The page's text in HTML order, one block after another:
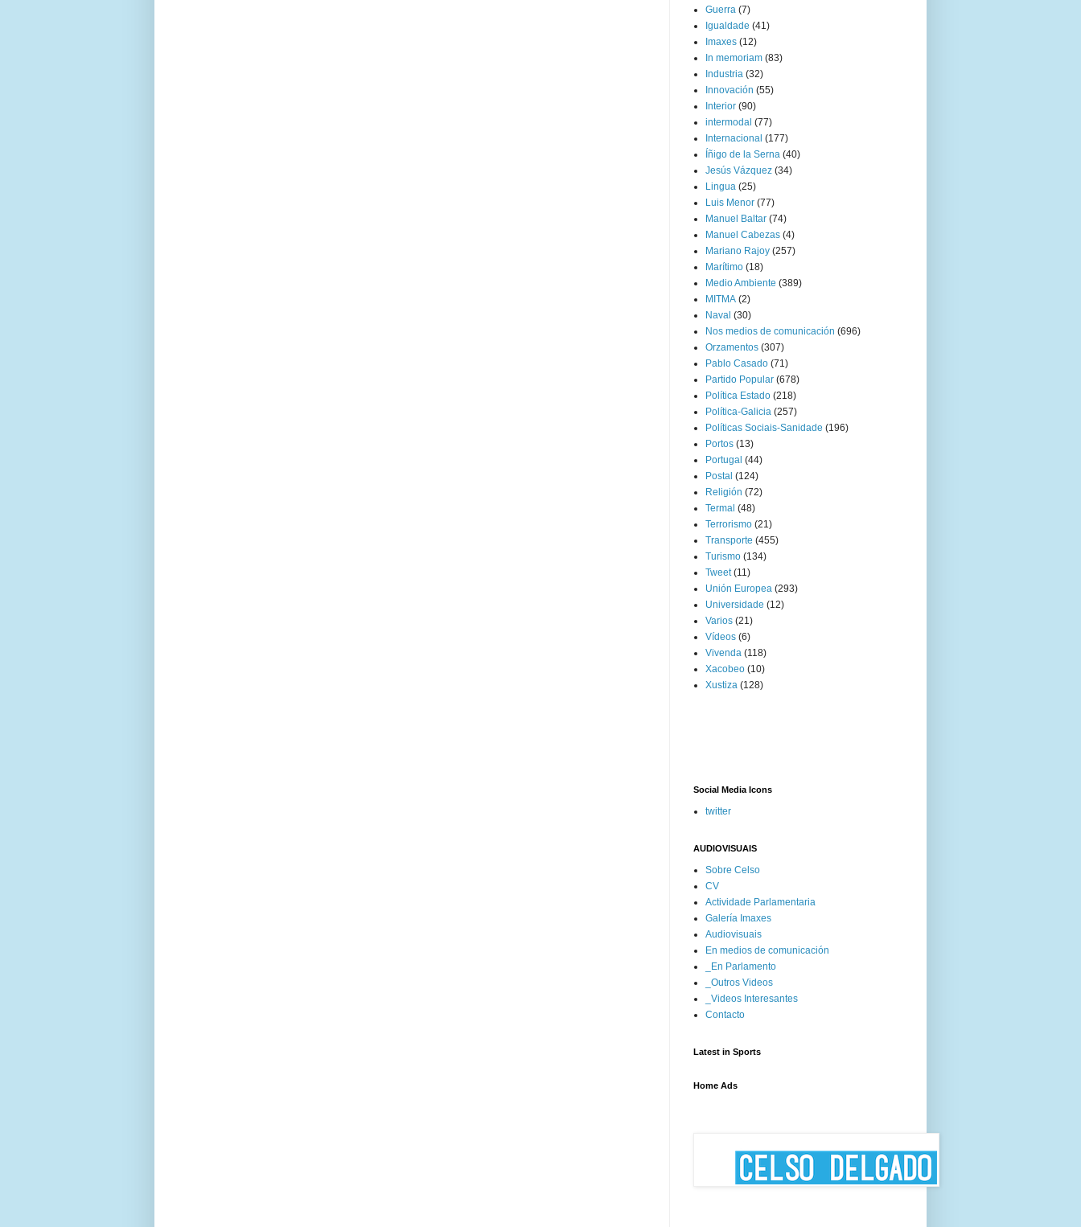
Guerra (7)
Igualdade (41)
Imaxes (12)
In memoriam (83)
Industria (32)
Innovación (55)
Interior (90)
intermodal (77)
Internacional (177)
Íñigo de la Serna (40)
Jesús Vázquez (34)
Lingua (25)
Luis Menor (77)
Manuel Baltar (74)
Manuel Cabezas (4)
Mariano Rajoy (257)
Marítimo (18)
Medio Ambiente (389)
MITMA (2)
Naval (30)
Nos medios de comunicación (696)
Orzamentos (307)
Pablo Casado (71)
Partido Popular (678)
Política Estado (218)
Política-Galicia (257)
Políticas Sociais-Sanidade (196)
Portos (13)
Portugal (44)
Postal (124)
Religión (72)
Termal (48)
Terrorismo (21)
Transporte (455)
Turismo (134)
Tweet (11)
Unión Europea (293)
Universidade (12)
Varios (21)
Vídeos (6)
Vivenda (118)
Xacobeo (10)
Xustiza (128)
Social Media Icons
twitter
AUDIOVISUAIS
Sobre Celso
CV
Actividade Parlamentaria
Galería Imaxes
Audiovisuais
En medios de comunicación
_En Parlamento
_Outros Videos
_Videos Interesantes
Contacto
Latest in Sports
Home Ads